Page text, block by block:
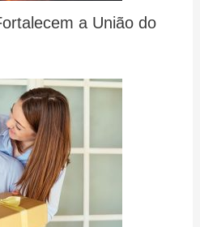
a União do